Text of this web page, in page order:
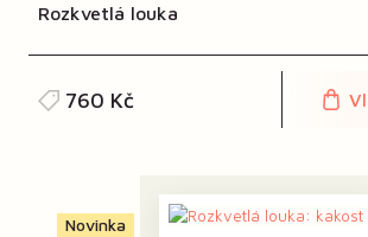
Rozkvetlá louka
760 Kč
Novinka